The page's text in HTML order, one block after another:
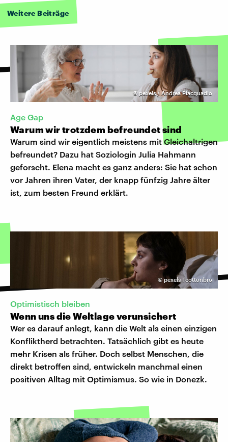
Weitere Beiträge
©pexels / Andrea Piacquadio
Age Gap
Warum wir trotzdem befreundet sind
Warum sind wir eigentlich meistens mit Gleichaltrigen
befreundet? Dazu hat Soziologin Julia Hahmann
geforscht. Elena macht es ganz anders: Sie hat schon
vor Jahren ihren Vater, der knapp fünfzig Jahre älter
ist, zum besten Freund erklärt.
©pexels I cottonbro
Optimistisch bleiben
Wenn uns die Weltlage verunsichert
Wer es darauf anlegt, kann die Welt als einen einzigen
Konfliktherd betrachten. Tatsächlich gibt es heute
mehr Krisen als früher. Doch selbst Menschen, die
direkt betroffen sind, entwickeln manchmal einen
positiven Alltag mit Optimismus. So wie in Donezk.